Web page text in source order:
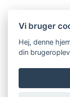
Vi bruger
Hej, denne
din